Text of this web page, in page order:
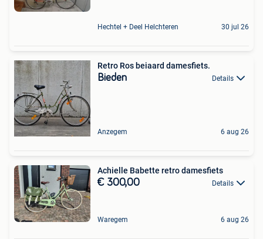
Hechtel + Deel Helchteren 30 jul 26
Retro Ros beiaard damesfiets.
Bieden Details
Anzegem 6 aug 26
Achielle Babette retro damesfiets
€ 300,00 Details
Waregem 6 aug 26